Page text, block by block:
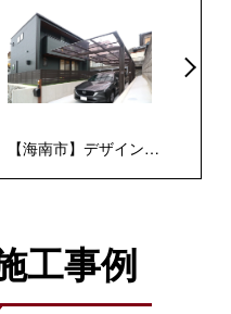
【海南市】デザインと
工事例